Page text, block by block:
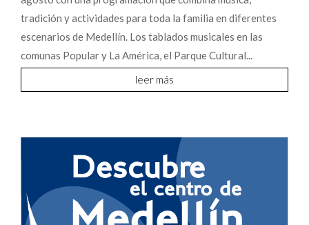
tradición y actividades para toda la familia en diferentes
escenarios de Medellín. Los tablados musicales en las
comunas Popular y La América, el Parque Cultural...
leer más